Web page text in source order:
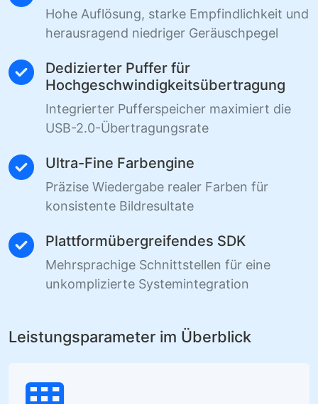
Hohe Auflösung, starke Empfindlichkeit und
herausragend niedriger Geräuschpegel
Dedizierter Puffer für
Hochgeschwindigkeitsübertragung
Integrierter Pufferspeicher maximiert die
USB-2.0-Übertragungsrate
Ultra-Fine Farbengine
Präzise Wiedergabe realer Farben für
konsistente Bildresultate
Plattformübergreifendes SDK
Mehrsprachige Schnittstellen für eine
unkomplizierte Systemintegration
Leistungsparameter im Überblick